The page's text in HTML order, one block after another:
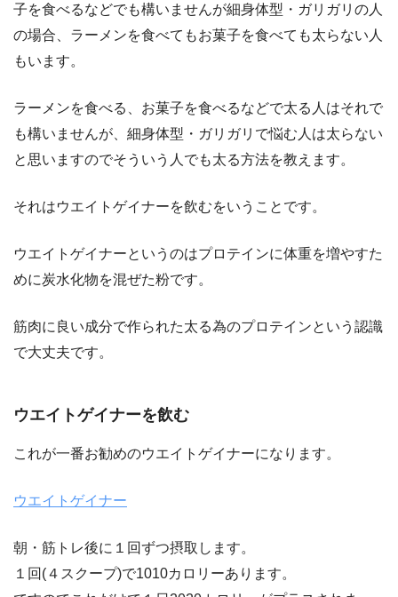
子を食べるなどでも構いませんが細身体型・ガリガリの人
の場合、ラーメンを食べてもお菓子を食べても太らない人
もいます。
ラーメンを食べる、お菓子を食べるなどで太る人はそれで
も構いませんが、細身体型・ガリガリで悩む人は太らない
と思いますのでそういう人でも太る方法を教えます。
それはウエイトゲイナーを飲むをいうことです。
ウエイトゲイナーというのはプロテインに体重を増やすた
めに炭水化物を混ぜた粉です。
筋肉に良い成分で作られた太る為のプロテインという認識
で大丈夫です。
ウエイトゲイナーを飲む
これが一番お勧めのウエイトゲイナーになります。
ウエイトゲイナー
朝・筋トレ後に１回ずつ摂取します。
１回(４スクープ)で1010カロリーあります。